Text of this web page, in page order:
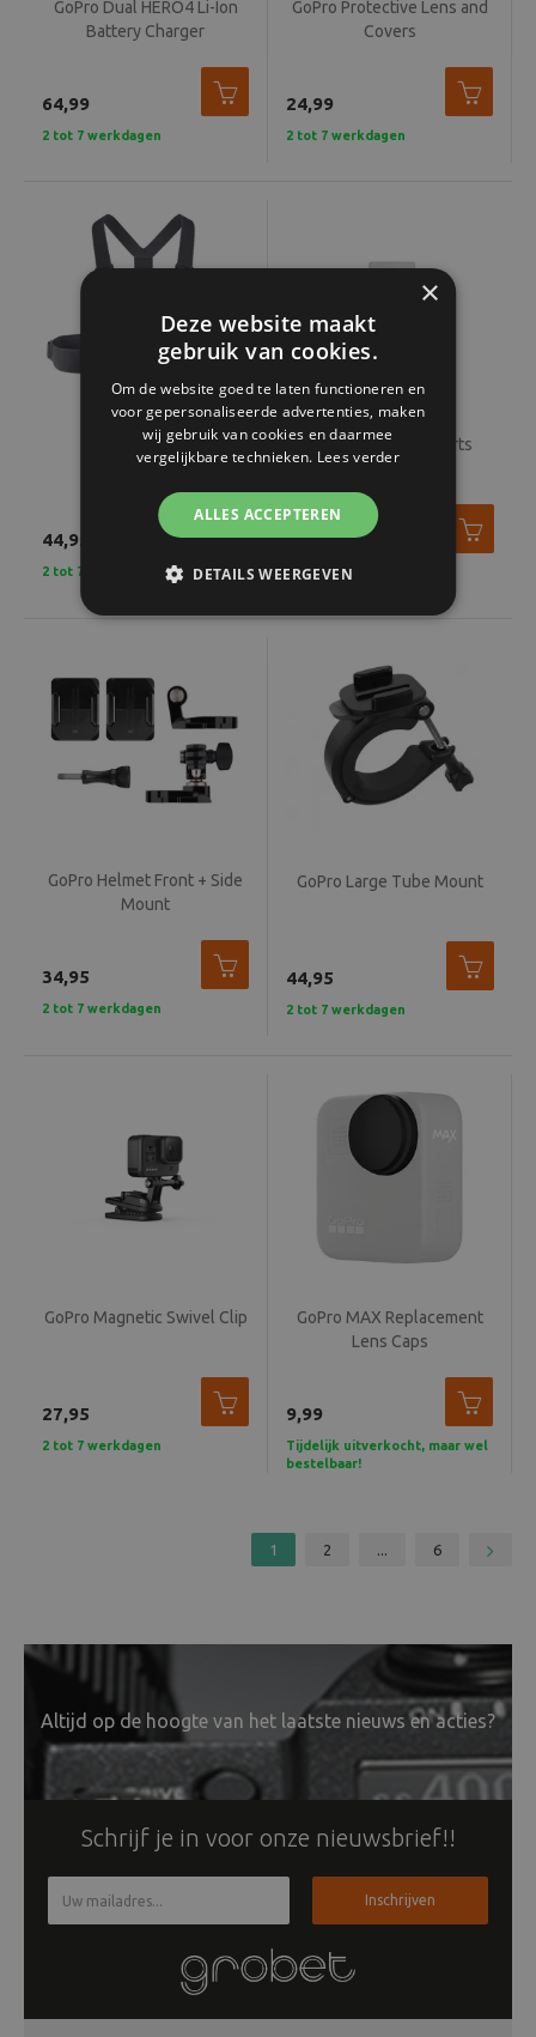
GoPro Dual HERO4 Li-Ion
Battery Charger
64,99
2 tot 7 werkdagen
GoPro Protective Lens and
Covers
24,99
2 tot 7 werkdagen
GoPro Chesty
44,95
2 tot 7 werkdagen
GoPro Anti Fog Inserts
19,99
2 tot 7 werkdagen
GoPro Helmet Front + Side
Mount
34,95
2 tot 7 werkdagen
GoPro Large Tube Mount
44,95
2 tot 7 werkdagen
GoPro Magnetic Swivel Clip
27,95
2 tot 7 werkdagen
GoPro MAX Replacement
Lens Caps
9,99
Tijdelijk uitverkocht, maar wel
bestelbaar!
1 2 ... 6
Altijd op de hoogte van het laatste nieuws en acties?
Schrijf je in voor onze nieuwsbrief!!
Inschrijven
×
Deze website maakt
gebruik van cookies.
Om de website goed te laten functioneren en
voor gepersonaliseerde advertenties, maken
wij gebruik van cookies en daarmee
vergelijkbare technieken. Lees verder
ALLES ACCEPTEREN
DETAILS WEERGEVEN